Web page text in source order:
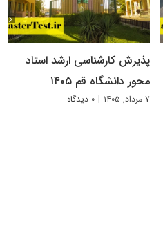
پذیرش کارشناسی ارشد استاد
محور دانشگاه قم ۱۴۰۵
۷ مرداد, ۱۴۰۵ | ۰ دیدگاه